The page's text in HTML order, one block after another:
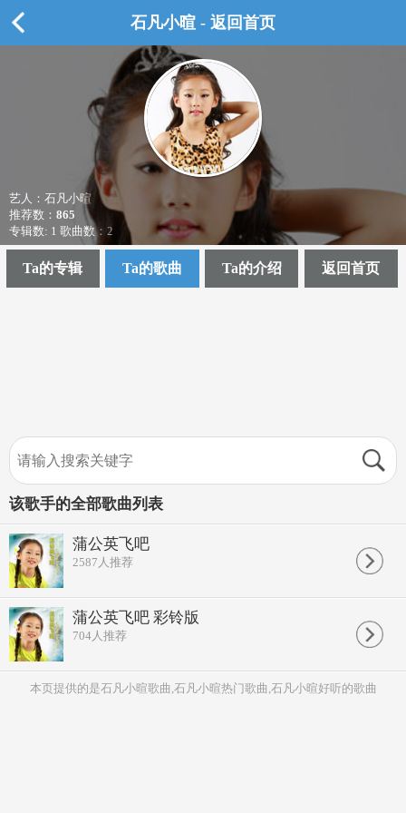
石凡小暄 - 返回首页
艺人：石凡小暄
推荐数： 865
专辑数: 1 歌曲数：2
Ta的专辑 Ta的歌曲 Ta的介绍 返回首页
该歌手的全部歌曲列表
蒲公英飞吧
2587 人推荐
蒲公英飞吧 彩铃版
704人推荐
本页提供的是石凡小暄歌曲,石凡小暄热门歌曲,石凡小暄好听的歌曲